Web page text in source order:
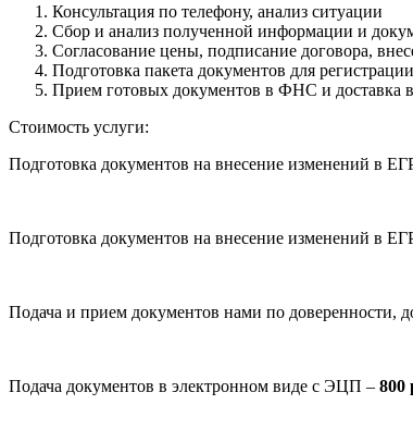
Консультация по телефону, анализ ситуации
Сбор и анализ полученной информации и
Согласование цены, подписание договора,
Подготовка пакета документов для
Прием готовых документов в ФНС и доставка
Стоимость услуги:
Подготовка документов на внесение изменений в
Подготовка документов на внесение изменений в
Подача и прием документов нами по доверенности,
Подача документов в электронном виде с ЭЦП – 800